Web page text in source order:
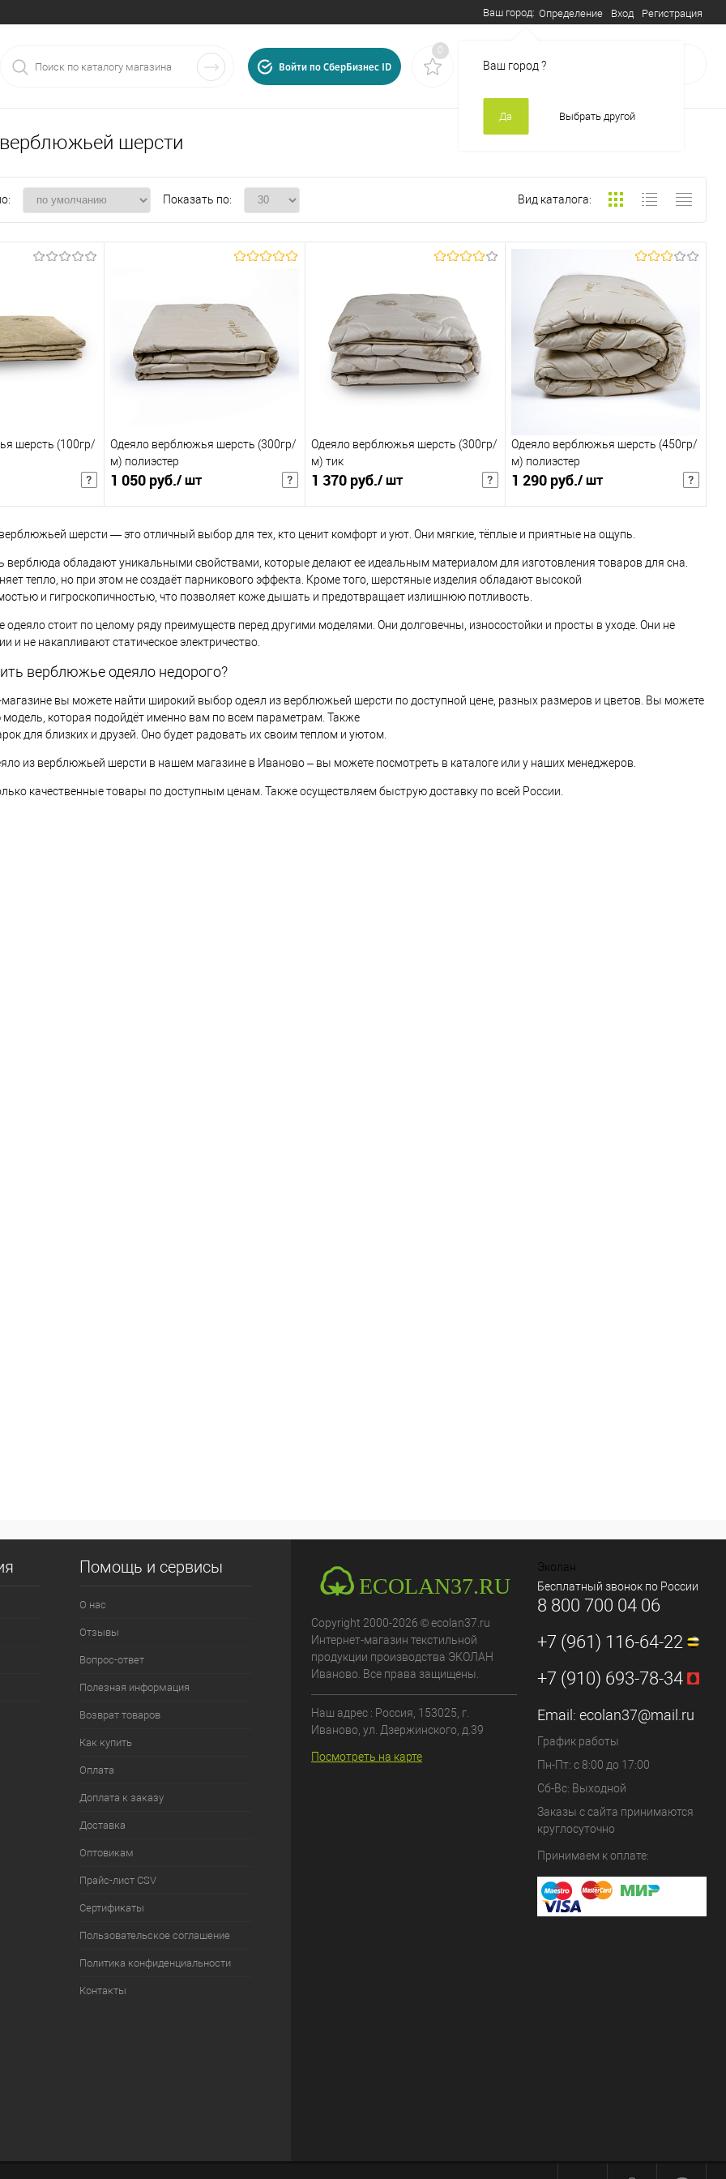
Ваш город: Определение
Ваш город?
Да Выбрать другой
Вход Регистрация
, г.Иваново
круглосуточно
Войти по СберБизнес ID
0
шерсти
Показать по: Вид каталога:
шерсть (100гр/
В избранное
Одеяло верблюжья шерсть (300гр/
м) полиэстер
1 050 руб./ шт
В корзину
Купить в 1 клик
В избранное
К сравнению
Одеяло верблюжья шерсть (300гр/
м) тик
1 370 руб./ шт
В корзину
Купить в 1 клик
В избранное
К сравнению
Одеяло верблюжья шерсть (450гр/
м) полиэстер
1 290 руб./ шт
В корзину
Купить в 1 клик
К сравнению
шерсти — это отличный выбор для тех, кто ценит комфорт и уют. Они мягкие, тёплые и приятные на ощупь.
верблюда обладают уникальными свойствами, которые делают ее идеальным материалом для изготовления товаров для сна.
тепло, но при этом не создаёт парникового эффекта. Кроме того, шерстяные изделия обладают высокой
и гигроскопичностью, что позволяет коже дышать и предотвращает излишнюю потливость.
одеяло стоит по целому ряду преимуществ перед другими моделями. Они долговечны, износостойки и просты в уходе. Они не
и не накапливают статическое электричество.
верблюжье одеяло недорого?
вы можете найти широкий выбор одеял из верблюжьей шерсти по доступной цене, разных размеров и цветов. Вы можете
которая подойдёт именно вам по всем параметрам. Также
для близких и друзей. Оно будет радовать их своим теплом и уютом.
из верблюжьей шерсти в нашем магазине в Иваново – вы можете посмотреть в каталоге или у наших менеджеров.
качественные товары по доступным ценам. Также осуществляем быструю доставку по всей России.
Помощь и сервисы
О нас
Отзывы
Вопрос-ответ
Полезная информация
Возврат товаров
Как купить
Оплата
Доплата к заказу
Доставка
Оптовикам
Прайс-лист CSV
Сертификаты
Пользовательское соглашение
Политика конфиденциальности
Контакты
Copyright 2000-2026 © ecolan37.ru
Интернет-магазин текстильной
продукции производства ЭКОЛАН
Иваново. Все права защищены.
Наш адрес : Россия, 153025 , г.
Иваново ул. Дзержинского, д.39
Посмотреть на карте
Эколан
Бесплатный звонок по России
8 800 700 04 06
+7 (961) 116-64-22
+7 (910) 693-78-34
Email: ecolan37@mail.ru
График работы
Пн-Пт: с 8:00 до 17:00
Сб-Вс: Выходной
Заказы с сайта принимаются
круглосуточно
Принимаем к оплате: